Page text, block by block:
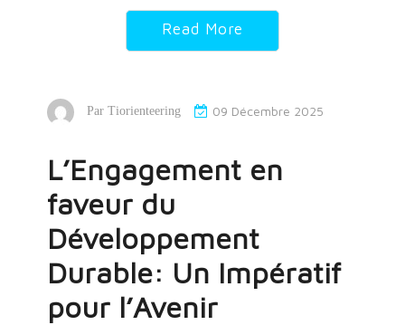
Read More
Par Tiorienteering 09 Décembre 2025
L’Engagement en
faveur du
Développement
Durable: Un Impératif
pour l’Avenir